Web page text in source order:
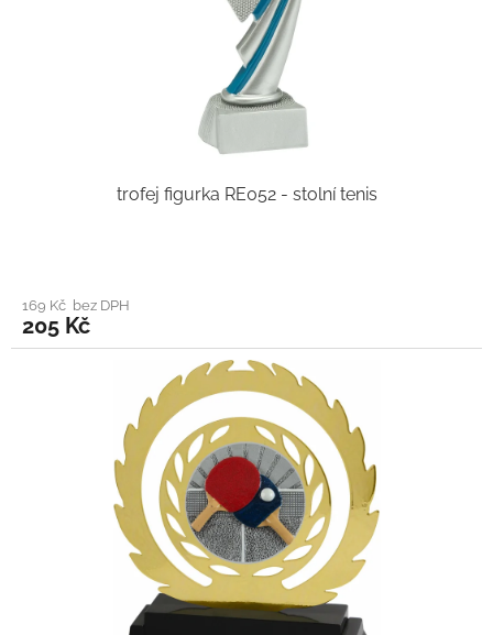
trofej figurka RE052 - stolní tenis
169 Kč bez DPH
205 Kč